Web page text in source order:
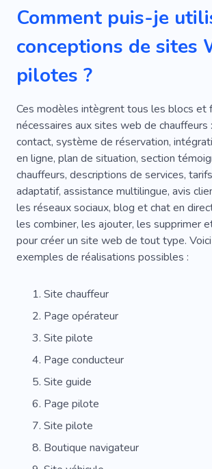
Fiabilité
Spa
Parkings Camion
Réservation
Mobile
Service
Ramasser
Garage
Détails
Service De Taxi
Chauffeur De Taxi
Chauffeur De Garde Du Corps
Expérience
Services
Sécurité
Équitation
De Location
Modèle
Carburant
Technicien
Réparation De Téléphone
Comment puis-je
conceptions de sites
pilotes ?
Ces modèles intègrent tous les blocs et
nécessaires aux sites web de chauffeurs
contact, système de réservation,
en ligne, plan de situation, section
chauffeurs, descriptions de services,
adaptatif, assistance multilingue, avis
les réseaux sociaux, blog et chat en
les combiner, les ajouter, les supprimer
pour créer un site web de tout type.
exemples de réalisations possibles :
Site chauffeur
Page opérateur
Site pilote
Page conducteur
Site guide
Page pilote
Site pilote
Boutique navigateur